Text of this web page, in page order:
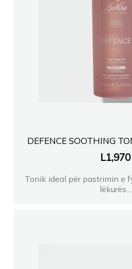
DEFENCE SOOTHING
L1,970
Tonik ideal për pastrimin e
lëkurës...